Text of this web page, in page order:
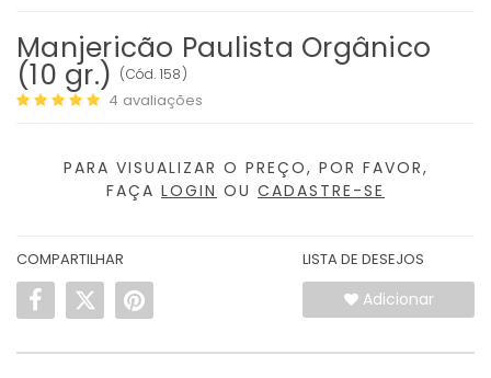
Manjericão Paulista Orgânico
(10 gr.) (Cód. 158)
4 avaliações
PARA VISUALIZAR O PREÇO, POR FAVOR,
FAÇA LOGIN OU CADASTRE-SE
COMPARTILHAR LISTA DE DESEJOS
Adicionar